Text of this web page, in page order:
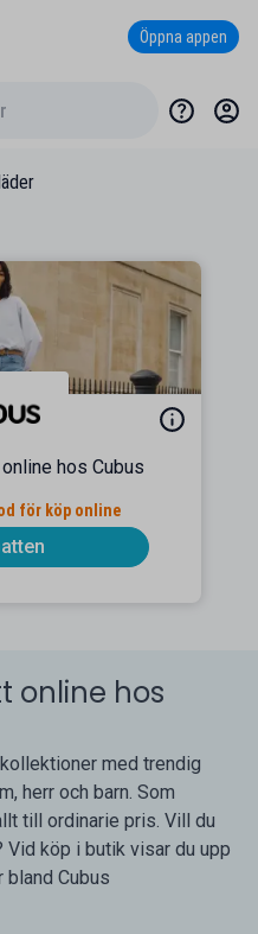
Öppna appen
hos Cubus
för köp online
online hos
med trendig
herr och barn. Som
till ordinarie pris. Vill du
Vid köp i butik visar du upp
bland Cubus